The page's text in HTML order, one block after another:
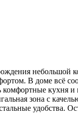
небольшой
В доме всё
кухня и
зона с
удобства.